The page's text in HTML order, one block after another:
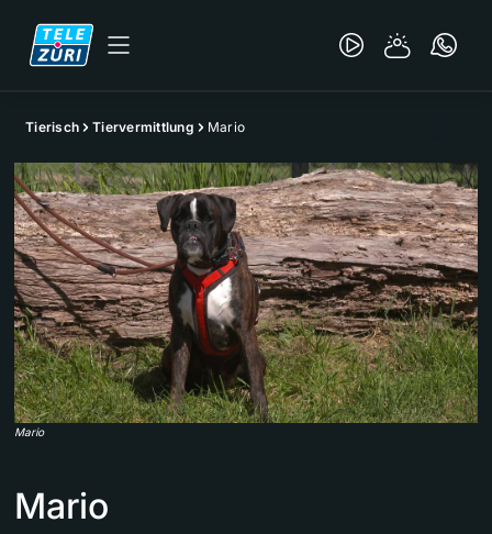
Tierisch Tiervermittlung Mario
Mario
Mario